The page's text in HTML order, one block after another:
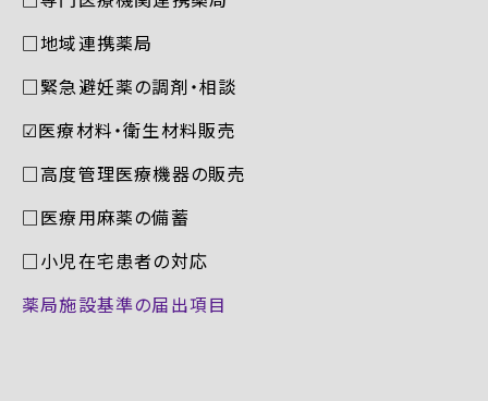
□地域連携薬局
□緊急避妊薬の調剤・相談
☑︎医療材料・衛生材料販売
□高度管理医療機器の販売
□医療用麻薬の備蓄
□小児在宅患者の対応
薬局施設基準の届出項目